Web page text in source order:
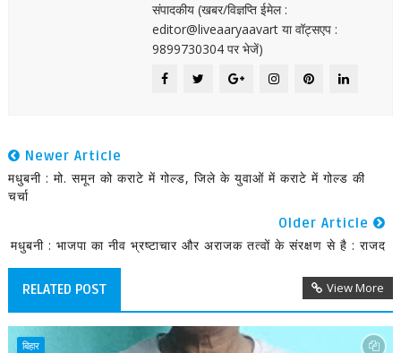
संपादकीय (खबर/विज्ञप्ति ईमेल :
editor@liveaaryaavart या वॉट्सएप :
9899730304 पर भेजें)
Newer Article
मधुबनी : मो. समून को कराटे में गोल्ड, जिले के युवाओं में कराटे में गोल्ड की
चर्चा
Older Article
मधुबनी : भाजपा का नीव भ्रष्टाचार और अराजक तत्वों के संरक्षण से है : राजद
RELATED POST View More
बिहार